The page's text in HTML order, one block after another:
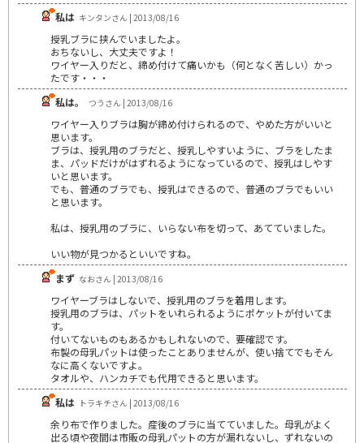
私は キンタンさん | 2013/08/16
授乳ブラに挟んでいましたよ。
おちないし、大丈夫ですよ！
ワイヤー入りだと、締め付けて痛いかも（何となく苦しい）かっ
たです・・・
私は。
つうさん | 2013/08/16
ワイヤー入りブラは胸が締め付けられるので、やめた方がいいと
思います。
ブラは、授乳用のブラだと、授乳しやすいように、ブラをしたま
ま、パッドだけがはずれるようになっているので、授乳はしやす
いと思います。
でも、普通のブラでも、授乳はできるので、普通のブラでもいい
と思います。
私は、授乳用のブラに、いらない布を切って、あてていました。
いい物が見つかるといいですね。
まず なおさん | 2013/08/16
ワイヤーブラはしないで、授乳用のブラを着用します。
授乳用のブラは、パットをいれられるようにポケットが付いてま
す。
付いてないものもあるかもしれないので、要確認です。
布製の母乳パットは使ったことありませんが、使い捨てでもそん
なに高くないですよ。
タオルや、ハンカチでも代用できると思います。
私は トラキチさん | 2013/08/16
余り布で作りました。産後のブラに当てていました。母乳がよく
出る頃や夜間は市販の母乳パットの方が漏れないし、ずれないの